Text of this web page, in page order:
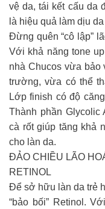
vệ da, tái kết cấu da
là hiệu quả làm dịu
Đừng quên “cô lập”
Với khả năng tone
nhà Chucos vừa bảo
trường, vừa có thể
Lớp finish có độ
Thành phần Glycolic
cà rốt giúp tăng khả
cho làn da.
ĐẢO CHIỀU LÃO
RETINOL
Để sở hữu làn da trẻ
“bảo bối” Retinol.